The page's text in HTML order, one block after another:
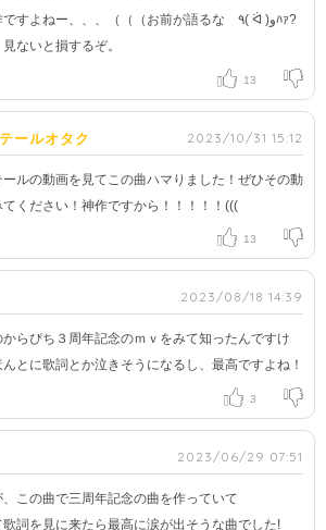
本当に神作ですよねー、、、（（（お前が語るな ٩( ᐛ )وﾊｧ?
ないと損するぞ。
13
ールオタク 2023/10/31 15:12
ールの動画を見てこの曲ハマりました！ぜひその動
ください！神作ですから！！！！！(((
13
2023/08/18 14:39
らぴち３周年記念のｍｖをみて知ったんですけ
んとに歌詞とか泣きそうになるし、最高ですよね！
3
2023/06/29 07:51
この曲で三周年記念の曲を作っていて
詞を見に来たら最高に涙が出そうな曲でした!